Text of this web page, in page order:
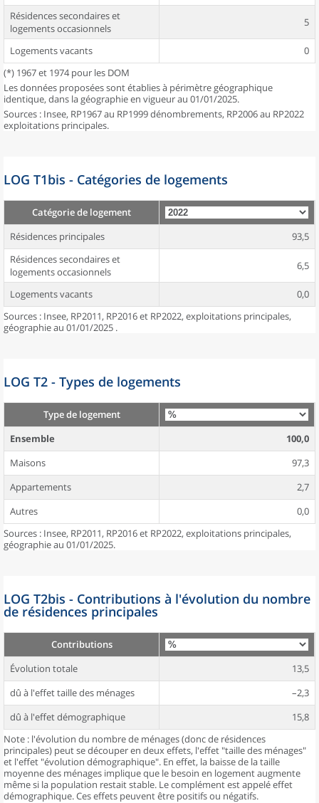
Résidences secondaires et
logements occasionnels
5
Logements vacants
0
(*) 1967 et 1974 pour les DOM
Les données proposées sont établies à périmètre géographique
identique, dans la géographie en vigueur au 01/01/2025.
Sources : Insee, RP1967 au RP1999 dénombrements, RP2006 au RP2022
exploitations principales.
LOG T1bis - Catégories de logements
Catégorie de logement
Résidences principales
93,5
Résidences secondaires et
logements occasionnels
6,5
Logements vacants
0,0
Sources : Insee, RP2011, RP2016 et RP2022, exploitations principales,
géographie au 01/01/2025 .
LOG T2 - Types de logements
Type de logement
Ensemble
100,0
Maisons
97,3
Appartements
2,7
Autres
0,0
Sources : Insee, RP2011, RP2016 et RP2022, exploitations principales,
géographie au 01/01/2025.
LOG T2bis - Contributions à l'évolution du nombre
de résidences principales
Contributions
Évolution totale
13,5
dû à l'effet taille des ménages
–2,3
dû à l'effet démographique
15,8
Note : l'évolution du nombre de ménages (donc de résidences
principales) peut se découper en deux effets, l'effet "taille des ménages"
et l'effet "évolution démographique". En effet, la baisse de la taille
moyenne des ménages implique que le besoin en logement augmente
même si la population restait stable. Le complément est appelé effet
démographique. Ces effets peuvent être positifs ou négatifs.